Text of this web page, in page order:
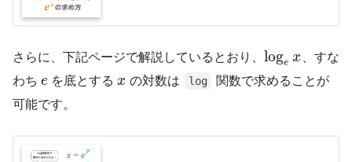
さらに、下記ページで解説しているとおり、 loge x 、すな
わち e を底とするx の対数は log
関数で求めることが
可能です。